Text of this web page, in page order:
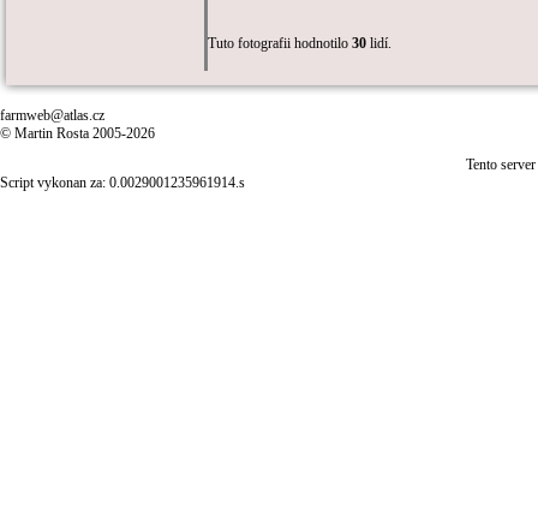
Tuto fotografii hodnotilo 30 lidí.
farmweb@atlas.cz
© Martin Rosta 2005-2026
Tento
Script vykonan za: 0.0029001235961914.s